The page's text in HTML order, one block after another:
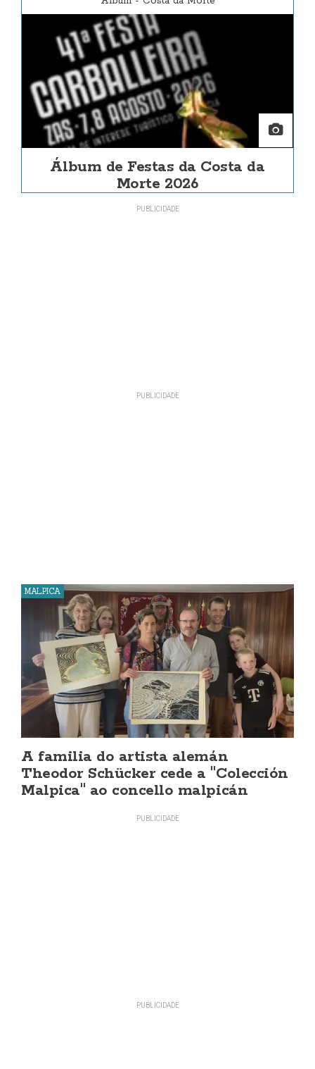
Álbum de Festas da Costa da
Morte 2026
MALPICA
A familia do artista alemán
Theodor Schücker cede a "Colección
Malpica" ao concello malpicán